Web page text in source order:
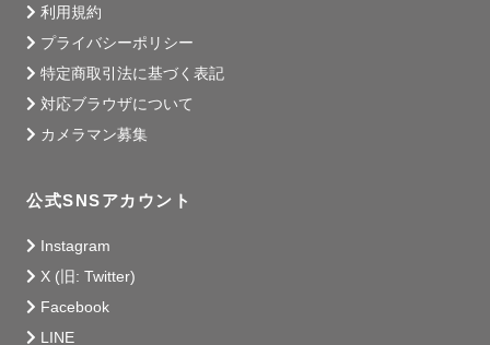
利用規約
プライバシーポリシー
特定商取引法に基づく表記
対応ブラウザについて
カメラマン募集
公式SNSアカウント
Instagram
X (旧: Twitter)
Facebook
LINE